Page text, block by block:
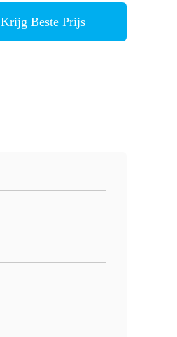
Krijg Beste Prijs